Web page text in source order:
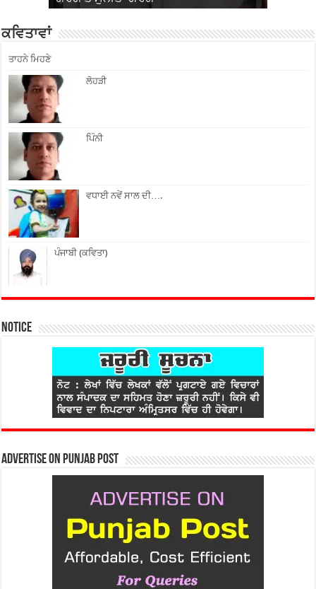
ਕਵਿਤਾਵਾਂ
ਤਾਹਨੇ ਮਿਹਣੇ
ਲੋਹੜੀ
ਪਿੰਨੀ
ਵਧਾਈ ਨਵੇਂ ਸਾਲ ਦੀ….
ਪੰਜਾਬੀ (ਕਵਿਤਾ)
Notice
Advertise on Punjab Post